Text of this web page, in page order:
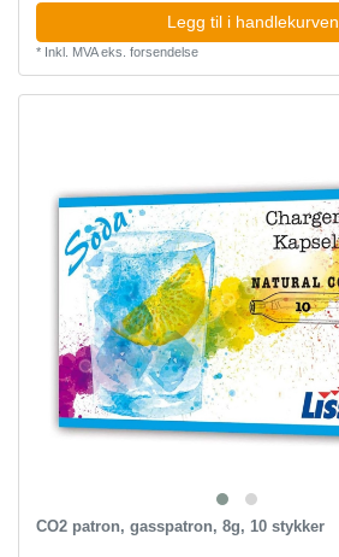
Legg til i handlekurven
* Inkl. MVAeks. forsendelse
CO2 patron, gasspatron, 8g, 10 stykker